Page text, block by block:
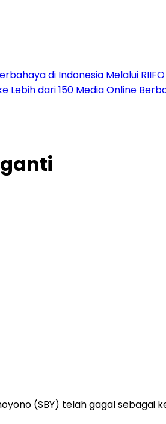
di Indonesia Melalui
Lebih dari 150 Media Online
(SBY) telah gagal sebagai